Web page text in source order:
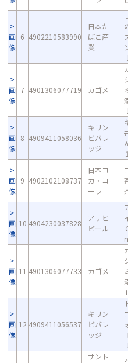
画
像
6 4902210583990
日本た
ばこ産
業
ｌ
画
像
7 4901306077719 カゴメ
ｌ
画
像
8 4909411058036
キリン
ビバレ
ッジ
画
像
9 4902102108737
日本コ
カ・コ
ーラ
画
像
10 4904230037828
アサヒ
ビール
画
像
11 4901306077733 カゴメ
Ｌ
画
像
12 4909411056537
キリン
ビバレ
ッジ
ｌ
サント